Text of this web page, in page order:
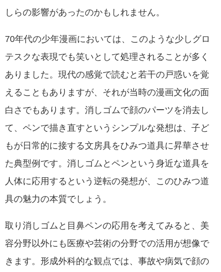
しらの影響があったのかもしれません。
70年代の少年漫画においては、このような少しグロ
テスクな表現でも笑いとして処理されることが多く
ありました。現代の感覚で読むと若干の戸惑いを覚
えることもありますが、それが当時の漫画文化の面
白さでもあります。消しゴムで顔のパーツを消去し
て、ペンで描き直すというシンプルな発想は、子ど
もが日常的に接する文房具をひみつ道具に昇華させ
た典型例です。消しゴムとペンという身近な道具を
人体に応用するという逆転の発想が、このひみつ道
具の魅力の本質でしょう。
取り消しゴムと目鼻ペンの応用を考えてみると、美
容分野以外にも医療や芸術の分野での活用が想像で
きます。形成外科的な観点では、事故や病気で顔の